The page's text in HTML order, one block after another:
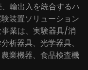
輸出入を統合するハ
装置ソリューション
業は、実験器具/消
析器具、光学器具、
業機器、食品検査機